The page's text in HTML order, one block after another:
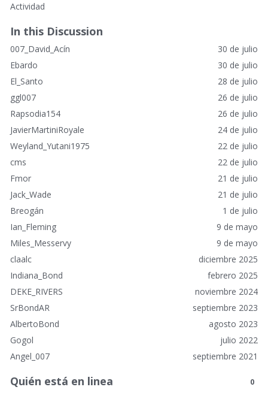
a
c
e
s
r
á
d
o
s
Actividad
In this Discussion
30 de julio
007_David_Acín
30 de julio
Ebardo
28 de julio
El_Santo
26 de julio
ggl007
26 de julio
Rapsodia154
24 de julio
JavierMartiniRoyale
22 de julio
Weyland_Yutani1975
22 de julio
cms
21 de julio
Fmor
21 de julio
Jack_Wade
1 de julio
Breogán
9 de mayo
Ian_Fleming
9 de mayo
Miles_Messervy
diciembre 2025
claalc
febrero 2025
Indiana_Bond
noviembre 2024
DEKE_RIVERS
septiembre 2023
SrBondAR
agosto 2023
AlbertoBond
julio 2022
Gogol
septiembre 2021
Angel_007
Quién está en linea 0